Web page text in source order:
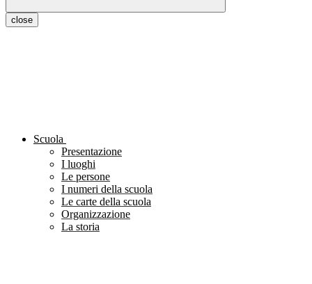
close
Scuola
Presentazione
I luoghi
Le persone
I numeri della scuola
Le carte della scuola
Organizzazione
La storia